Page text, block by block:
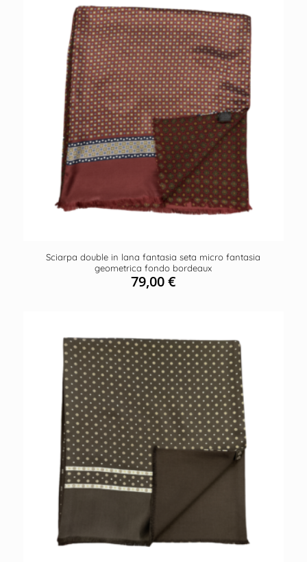
Sciarpa double in lana fantasia seta micro fantasia
geometrica fondo bordeaux
79,00€